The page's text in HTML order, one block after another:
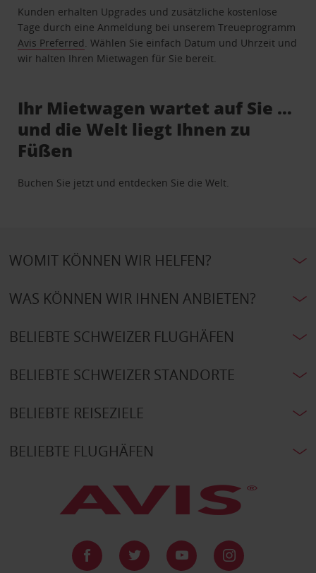
Kunden erhalten Upgrades und zusätzliche kostenlose
Tage durch eine Anmeldung bei unserem Treueprogramm
Avis Preferred . Wählen Sie einfach Datum und Uhrzeit und
wir halten Ihren Mietwagen für Sie bereit.
Ihr Mietwagen wartet auf Sie …
und die Welt liegt Ihnen zu
Füßen
Buchen Sie jetzt und entdecken Sie die Welt.
WOMIT KÖNNEN WIR HELFEN?
WAS KÖNNEN WIR IHNEN ANBIETEN?
BELIEBTE SCHWEIZER FLUGHÄFEN
BELIEBTE SCHWEIZER STANDORTE
BELIEBTE REISEZIELE
BELIEBTE FLUGHÄFEN